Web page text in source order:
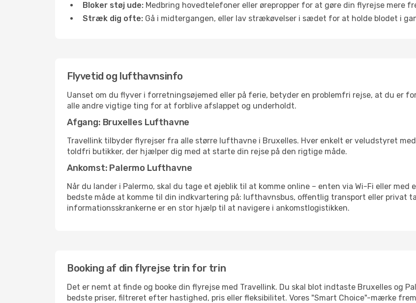
Bloker støj ude: Medbring hovedtelefoner eller ørepropper for at gøre din flyrejse mere
Stræk dig ofte: Gå i midtergangen, eller lav strækøvelser i sædet for at holde blodet i
Flyvetid og lufthavnsinfo
Uanset om du flyver i forretningsøjemed eller på ferie, betyder en problemfri rejse, at du er
alle andre vigtige ting for at forblive afslappet og underholdt.
Afgang: Bruxelles Lufthavne
Travellink tilbyder flyrejser fra alle større lufthavne i Bruxelles. Hver enkelt er veludstyret
toldfri butikker, der hjælper dig med at starte din rejse på den rigtige måde.
Ankomst: Palermo Lufthavne
Når du lander i Palermo, skal du tage et øjeblik til at komme online – enten via Wi-Fi eller
bedste måde at komme til din indkvartering på: lufthavnsbus, offentlig transport eller privat
informationsskrankerne er en stor hjælp til at navigere i ankomstlogistikken.
Booking af din flyrejse trin for trin
Det er nemt at finde og booke din flyrejse med Travellink. Du skal blot indtaste Bruxelles og
bedste priser, filtreret efter hastighed, pris eller fleksibilitet. Vores "Smart Choice"-mærke